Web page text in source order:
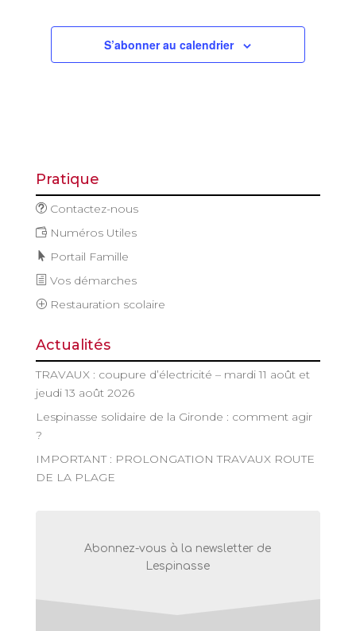
S’abonner au calendrier
Pratique
Contactez-nous
Numéros Utiles
Portail Famille
Vos démarches
Restauration scolaire
Actualités
TRAVAUX : coupure d’électricité – mardi 11 août et
jeudi 13 août 2026
Lespinasse solidaire de la Gironde : comment agir
?
IMPORTANT : PROLONGATION TRAVAUX ROUTE
DE LA PLAGE
Abonnez-vous à la newsletter de
Lespinasse